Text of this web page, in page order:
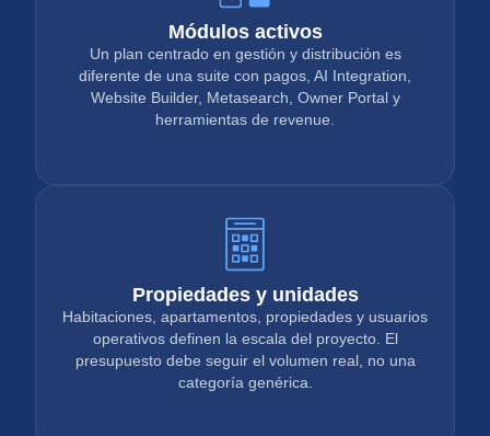
Módulos activos
Un plan centrado en gestión y distribución es
diferente de una suite con pagos, AI Integration,
Website Builder, Metasearch, Owner Portal y
herramientas de revenue.
Propiedades y unidades
Habitaciones, apartamentos, propiedades y usuarios
operativos definen la escala del proyecto. El
presupuesto debe seguir el volumen real, no una
categoría genérica.